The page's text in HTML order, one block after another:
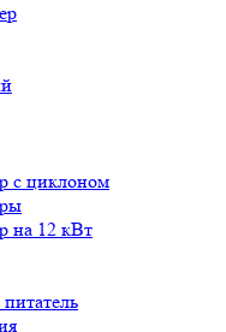
с циклоном
на 12 кВт